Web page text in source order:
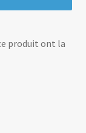
produit ont la